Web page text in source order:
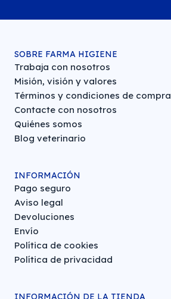
SOBRE FARMA HIGIENE
Trabaja con nosotros
Misión, visión y valores
Términos y condiciones de compra
Contacte con nosotros
Quiénes somos
Blog veterinario
INFORMACIÓN
Pago seguro
Aviso legal
Devoluciones
Envío
Política de cookies
Política de privacidad
INFORMACIÓN DE LA TIENDA